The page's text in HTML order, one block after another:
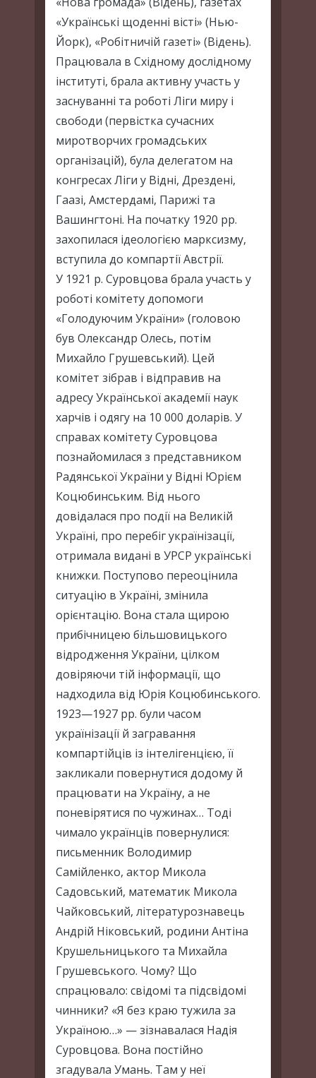
«Українські щоденні вісті» (Нью-
Йорк), «Робітничій газеті» (Відень).
Працювала в Східному дослідному
інституті, брала активну участь у
заснуванні та роботі Ліги миру і
свободи (первістка сучасних
миротворчих громадських
організацій), була делегатом на
конгресах Ліги у Відні, Дрездені,
Гаазі, Амстердамі, Парижі та
Вашингтоні. На початку 1920 рр.
захопилася ідеологією марксизму,
вступила до компартії Австрії.
У 1921 р. Суровцова брала участь у
роботі комітету допомоги
«Голодуючим України» (головою
був Олександр Олесь, потім
Михайло Грушевський). Цей
комітет зібрав і відправив на
адресу Української академії наук
харчів і одягу на 10 000 доларів. У
справах комітету Суровцова
познайомилася з представником
Радянської України у Відні Юрієм
Коцюбинським. Від нього
довідалася про події на Великій
Україні, про перебіг українізації,
отримала видані в УРСР українські
книжки. Поступово переоцінила
ситуацію в Україні, змінила
орієнтацію. Вона стала щирою
прибічницею більшовицького
відродження України, цілком
довіряючи тій інформації, що
надходила від Юрія Коцюбинського.
1923—1927 рр. були часом
українізації й загравання
компартійців із інтелігенцією, її
закликали повернутися додому й
працювати на Україну, а не
поневірятися по чужинах… Тоді
чимало українців повернулися:
письменник Володимир
Самійленко, актор Микола
Садовський, математик Микола
Чайковський, літературознавець
Андрій Ніковський, родини Антіна
Крушельницького та Михайла
Грушевського. Чому? Що
спрацювало: свідомі та підсвідомі
чинники? «Я без краю тужила за
Україною…» — зізнавалася Надія
Суровцова. Вона постійно
згадувала Умань. Там у неї